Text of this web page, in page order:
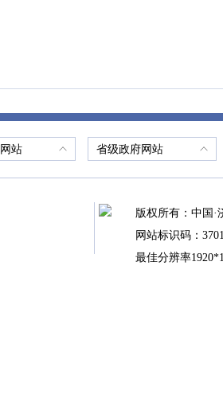
站 省级政府网站
版权所有：中国
网站标识码：
最佳分辨率